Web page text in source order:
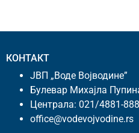
КОНТАКТ
ЈВП „Воде Војводине”
Булевар Михајла
Централа: 021/4881-888
office@vodevojvodine.rs